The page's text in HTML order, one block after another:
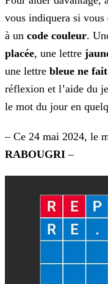
vous indiquera si vous
à un code couleur.
placée, une lettre
une lettre bleue ne
réflexion et l’aide du
le mot du jour en
– Ce 24 mai 2024, le
RABOUGRI –